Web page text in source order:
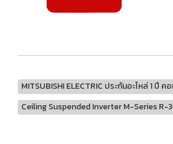
MITSUBISHI ELECTRIC ประกันอะไหล่ 1
Ceiling Suspended Inverter M-Series R-